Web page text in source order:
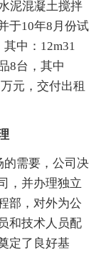
泥混凝土搅拌
于10年8月份试
中：12m31
8台，其中
元，交付出租
的需要，公司决
，并办理独立
部，对外为公
和技术人员配
定了良好基